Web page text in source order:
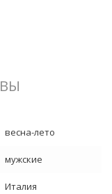
весна-лето
мужские
Италия